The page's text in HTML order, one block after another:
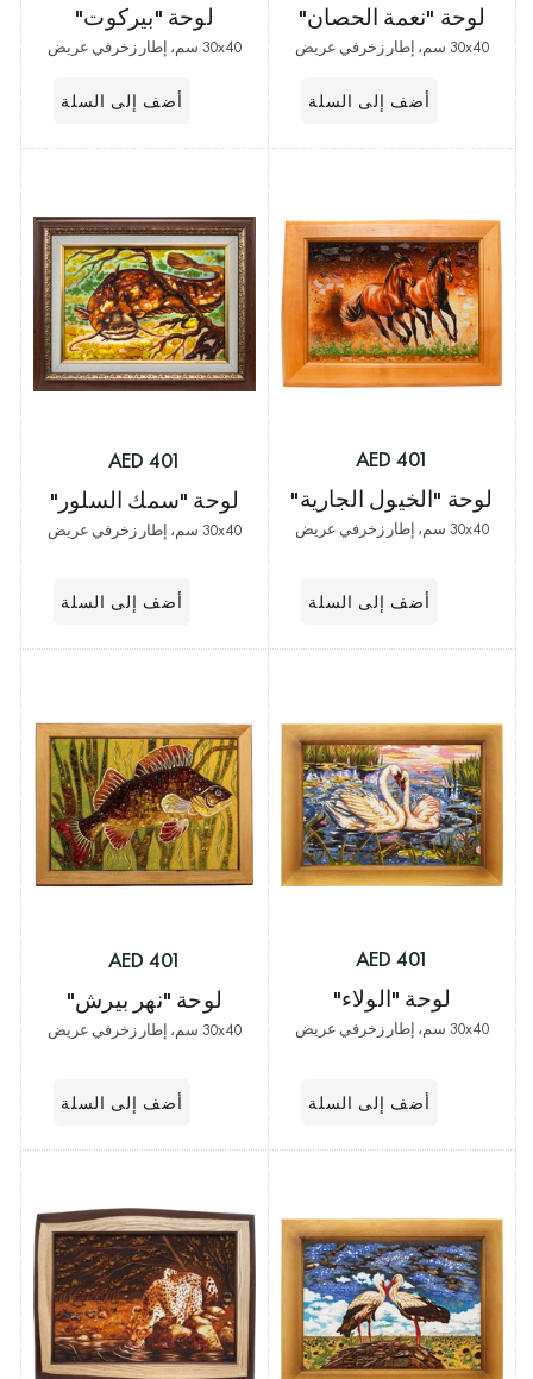
لوحة "نعمة الحصان"
30x40 سم، إطار زخرفي عريض
لوحة "بيركوت"
30x40 سم، إطار زخرفي عريض
401 AED
لوحة "الخيول الجارية"
30x40 سم، إطار زخرفي عريض
401 AED
لوحة "سمك السلور"
30x40 سم، إطار زخرفي عريض
401 AED
لوحة "الولاء"
30x40 سم، إطار زخرفي عريض
401 AED
لوحة "نهر بيرش"
30x40 سم، إطار زخرفي عريض